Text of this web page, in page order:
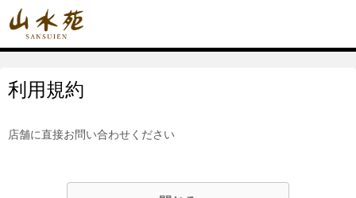
利用規約
店舗に直接お問い合わせください